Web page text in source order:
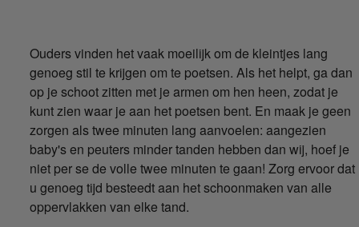
Ouders vinden het vaak moeilijk om de kleintjes lang
genoeg stil te krijgen om te poetsen. Als het helpt, ga dan
op je schoot zitten met je armen om hen heen, zodat je
kunt zien waar je aan het poetsen bent. En maak je geen
zorgen als twee minuten lang aanvoelen: aangezien
baby's en peuters minder tanden hebben dan wij, hoef je
niet per se de volle twee minuten te gaan! Zorg ervoor dat
u genoeg tijd besteedt aan het schoonmaken van alle
oppervlakken van elke tand.